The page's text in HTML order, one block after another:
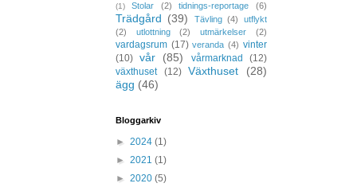
(1)
Stolar (2) tidnings-reportage (6)
Trädgård (39) Tävling (4)
utflykt
(2)
utlottning (2) utmärkelser (2)
vardagsrum (17) veranda (4) vinter
(10) vår (85) vårmarknad
(12)
växthuset
(12) Växthuset
(28)
ägg (46)
Bloggarkiv
► 2024 (1)
► 2021 (1)
► 2020 (5)